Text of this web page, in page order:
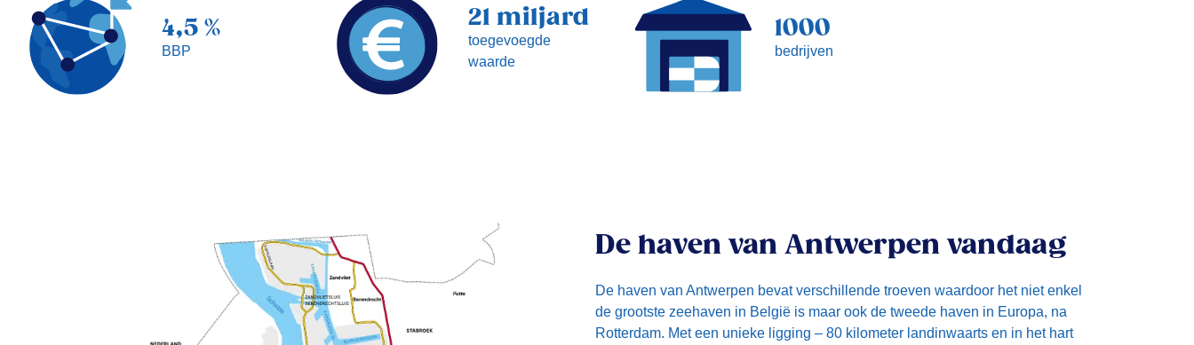
4,5 %
BBP
21 miljard
toegevoegde
waarde
1000
bedrijven
De haven van Antwerpen vandaag
De haven van Antwerpen bevat verschillende troeven waardoor het niet enkel
de grootste zeehaven in België is maar ook de tweede haven in Europa, na
Rotterdam. Met een unieke ligging – 80 kilometer landinwaarts en in het hart